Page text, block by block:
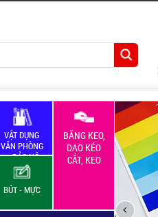
VẬT DỤNG
VĂN PHÒNG
+ BẢO HỘ
LAO ĐỘNG
BĂNG KEO,
DAO KÉO
CẮT, KEO
BÚT - MỰC